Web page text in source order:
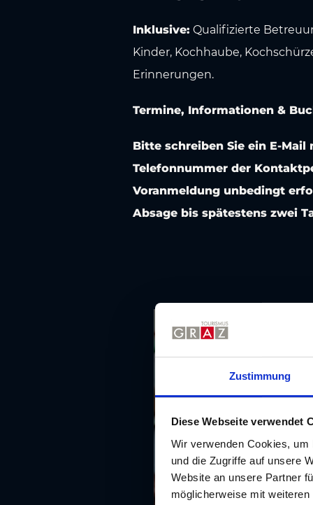
Zustimmung
Diese Webseite verwendet
Wir verwenden Cookies,
und die Zugriffe auf unsere
Website an unsere Partner
möglicherweise mit
Inklusive: Qualifizierte
Kinder, Kochhaube,
Erinnerungen.
Termine, Informationen &
Bitte schreiben Sie ein E-
Telefonnummer der
Voranmeldung unbedingt
Absage bis spätestens zwei